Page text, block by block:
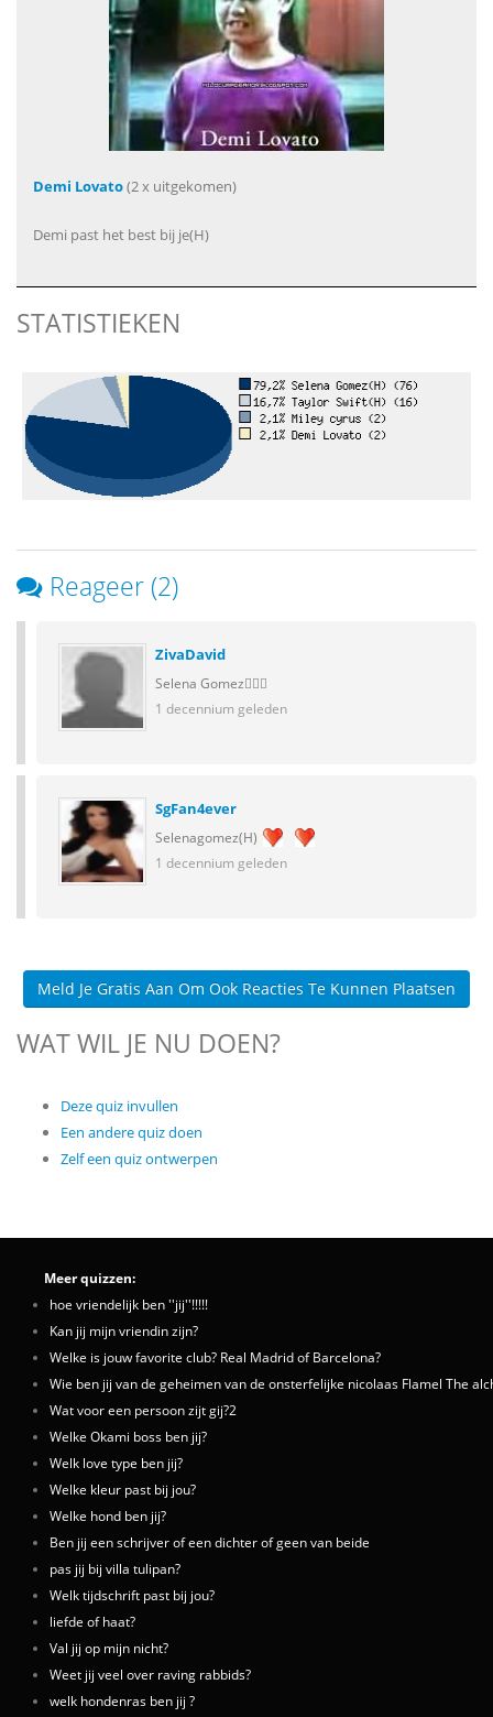
Demi Lovato(2 x uitgekomen)
Demi past het best bij je(H)
STATISTIEKEN
Reageer (2)
ZivaDavid
Selena Gomez
1 decennium geleden
SgFan4ever
Selenagomez(H)
1 decennium geleden
Meld Je Gratis Aan Om Ook Reacties Te Kunnen Plaatsen
WAT WIL JE NU DOEN?
Deze quiz invullen
Een andere quiz doen
Zelf een quiz ontwerpen
Meer quizzen:
hoe vriendelijk ben ''jij''!!!!!
Kan jij mijn vriendin zijn?
Welke is jouw favorite club? Real Madrid of Barcelona?
Wie ben jij van de geheimen van de onsterfelijke nicolaas Flamel The
Wat voor een persoon zijt gij?2
Welke Okami boss ben jij?
Welk love type ben jij?
Welke kleur past bij jou?
Welke hond ben jij?
Ben jij een schrijver of een dichter of geen van beide
pas jij bij villa tulipan?
Welk tijdschrift past bij jou?
liefde of haat?
Val jij op mijn nicht?
Weet jij veel over raving rabbids?
welk hondenras ben jij ?